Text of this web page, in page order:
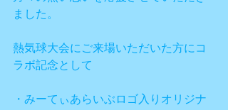
ました。
熱気球大会にご来場いただいた方にコ
ラボ記念として
・みーてぃあらいぶロゴ入りオリジナ